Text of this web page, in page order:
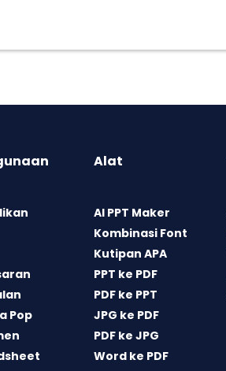
Pop
Alat
AI PPT Maker
Kombinasi Font
Kutipan APA
PPT ke PDF
PDF ke PPT
JPG ke PDF
PDF ke JPG
Word ke PDF